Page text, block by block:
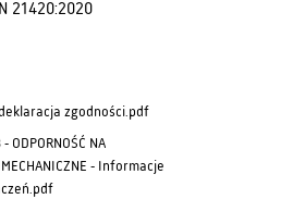
21420:2020
deklaracja zgodności.pdf
ODPORNOŚĆ NA
MECHANICZNE - Informacje